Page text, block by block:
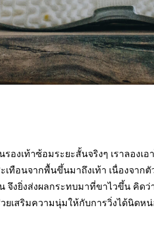
รองเท้าซ้อมระยะสั้นจริงๆ เราลอง
เทือนจากพื้นขึ้นมาถึงเท้า เนื่องจา
งยิ่งส่งผลกระทบมาที่ขาไวขึ้น คิดว่
เสริมความนุ่มให้กับการวิ่งได้นิดห